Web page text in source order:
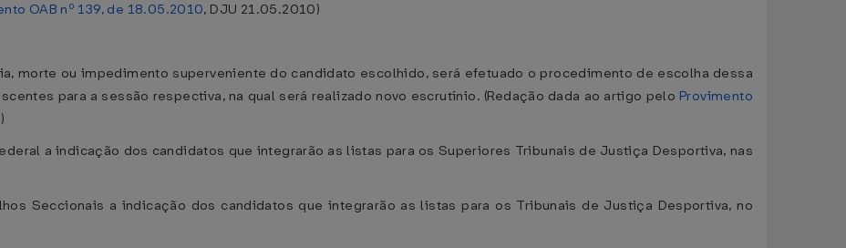
OAB nº 139, de 18.05.2010, DJU 21.05.2010)
morte ou impedimento superveniente do candidato escolhido, será efetuado o procedimento de escolha dessa
para a sessão respectiva, na qual será realizado novo escrutínio. (Redação dada ao artigo pelo Provimento
a indicação dos candidatos que integrarão as listas para os Superiores Tribunais de Justiça Desportiva, nas
Seccionais a indicação dos candidatos que integrarão as listas para os Tribunais de Justiça Desportiva, no